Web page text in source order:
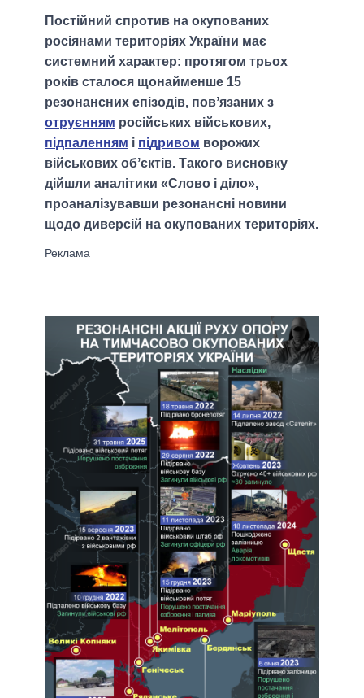
Постійний спротив на окупованих
росіянами територіях України має
системний характер: протягом трьох
років сталося щонайменше 15
резонансних епізодів, повʼязаних з
отруєнням російських військових,
підпаленням і підривом ворожих
військових обʼєктів. Такого висновку
дійшли аналітики «Слово і діло»,
проаналізувавши резонансні новини
щодо диверсій на окупованих територіях.